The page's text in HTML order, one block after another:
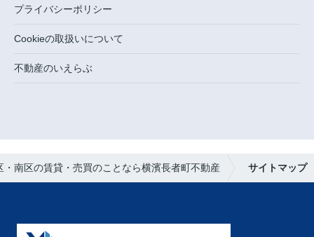
プライバシーポリシー
Cookieの取扱いについて
不動産のいえらぶ
・南区の賃貸・売買のことなら横濱長者町不動産 サイトマップ